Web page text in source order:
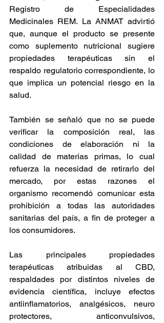
Registro de Especialidades
Medicinales REM. La ANMAT advirtió
que, aunque el producto se presente
como suplemento nutricional sugiere
propiedades terapéuticas sin el
respaldo regulatorio correspondiente, lo
que implica un potencial riesgo en la
salud.
También se señaló que no se puede
verificar la composición real, las
condiciones de elaboración ni la
calidad de materias primas, lo cual
refuerza la necesidad de retirarlo del
mercado, por estas razones el
organismo recomendó comunicar esta
prohibición a todas las autoridades
sanitarias del país, a fin de proteger a
los consumidores.
Las principales propiedades
terapéuticas atribuidas al CBD,
respaldades por distintos niveles de
evidencia científica, incluye efectos
antiinflamatorios, analgésicos, neuro
protectores, anticonvulsivos,